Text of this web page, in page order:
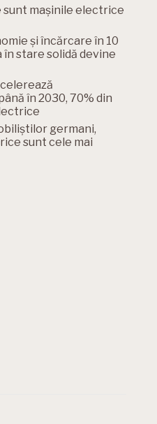
sunt mașinile electrice
și încărcare în 10
stare solidă devine
în 2030, 70% din
germani,
sunt cele mai